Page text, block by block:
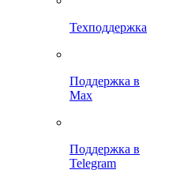
Техподдержка
Поддержка в
Max
Поддержка в
Telegram